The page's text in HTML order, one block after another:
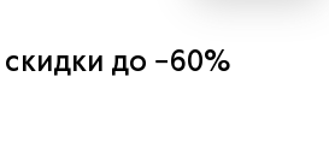
до −60%